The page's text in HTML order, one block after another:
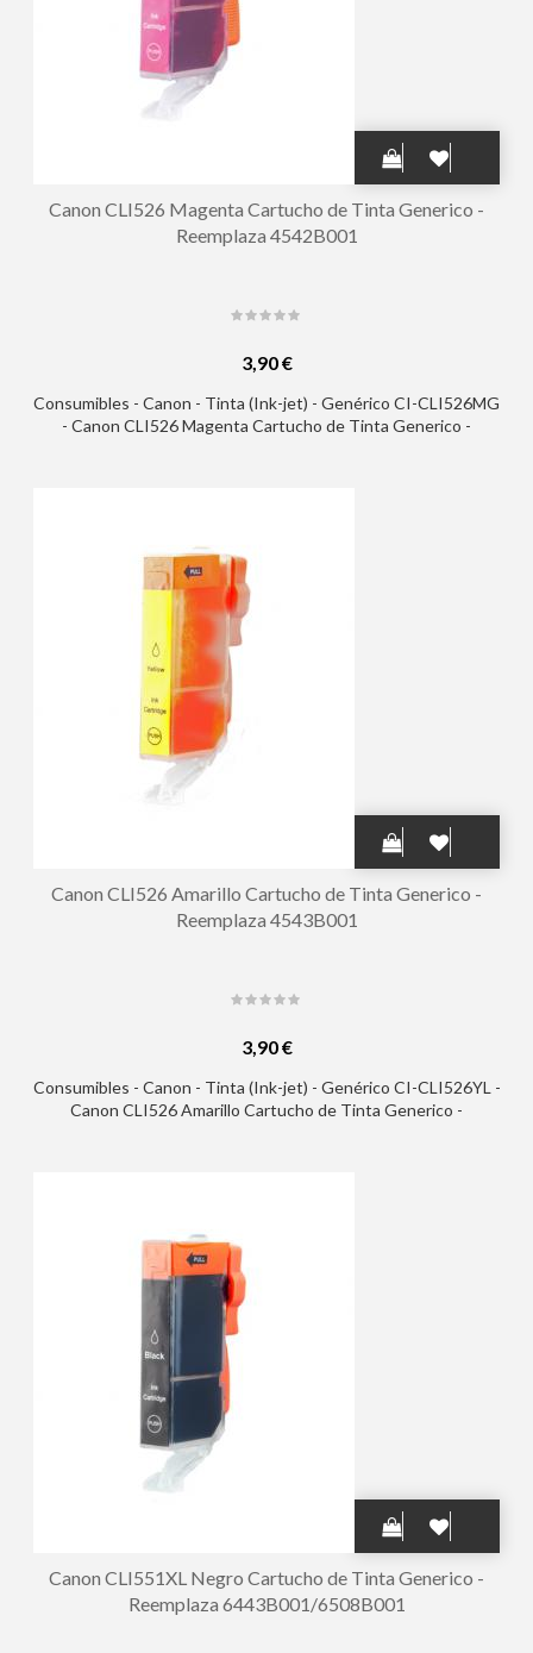
Canon CLI526 Magenta Cartucho de Tinta Generico -
Reemplaza 4542B001
3,90 €
Consumibles - Canon - Tinta (Ink-jet) - Genérico CI-CLI526MG
- Canon CLI526 Magenta Cartucho de Tinta Generico -
Canon CLI526 Amarillo Cartucho de Tinta Generico -
Reemplaza 4543B001
3,90 €
Consumibles - Canon - Tinta (Ink-jet) - Genérico CI-CLI526YL -
Canon CLI526 Amarillo Cartucho de Tinta Generico -
Canon CLI551XL Negro Cartucho de Tinta Generico -
Reemplaza 6443B001/6508B001